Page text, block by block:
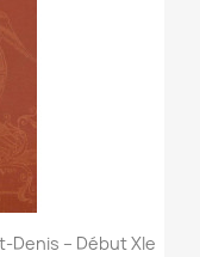
Denis – Début XIe